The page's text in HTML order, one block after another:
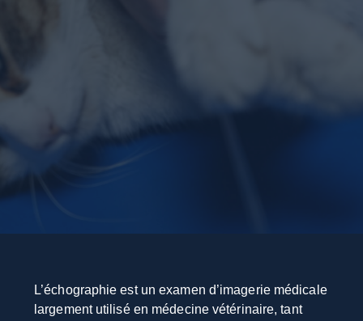
L’échographie est un examen d’imagerie médicale
largement utilisé en médecine vétérinaire, tant